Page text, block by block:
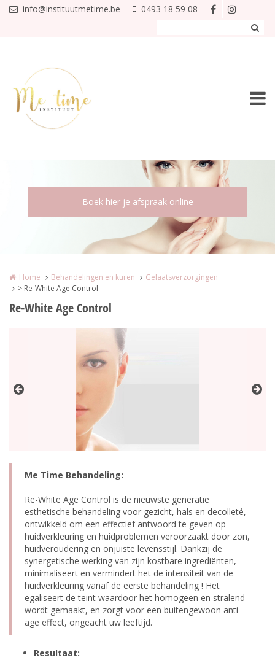
Overslaan en naar de inhoud gaan
info@instituutmetime.be 0493 18 59 08
Home Behandelingen en kuren
Gelaatsverzorgingen
> Re-White Age Control
Re-White Age Control
Me Time Behandeling:
Re-White Age Control is de nieuwste generatie
esthetische behandeling voor gezicht, hals en decolleté,
ontwikkeld om een effectief antwoord te geven op
huidverkleuring en huidproblemen veroorzaakt door zon,
huidveroudering en onjuiste levensstijl. Dankzij de
synergetische werking van zijn kostbare ingrediënten,
minimaliseert en vermindert het de intensiteit van de
huidverkleuring vanaf de eerste behandeling ! Het
egaliseert de teint waardoor het homogeen en stralend
wordt gemaakt, en zorgt voor een buitengewoon anti-
age effect, ongeacht uw leeftijd.
Resultaat: